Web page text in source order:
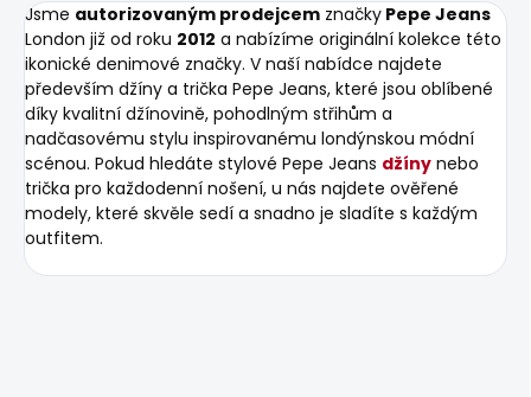
Jsme autorizovaným prodejcem značky Pepe Jeans
London již od roku 2012 a nabízíme originální kolekce této
ikonické denimové značky. V naší nabídce najdete
především džíny a trička Pepe Jeans, které jsou oblíbené
díky kvalitní džínovině, pohodlným střihům a
nadčasovému stylu inspirovanému londýnskou módní
scénou. Pokud hledáte stylové Pepe Jeans džíny nebo
trička pro každodenní nošení, u nás najdete ověřené
modely, které skvěle sedí a snadno je sladíte s každým
outfitem.